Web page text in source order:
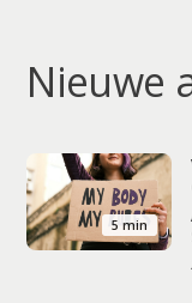
Nieuwe
5 min